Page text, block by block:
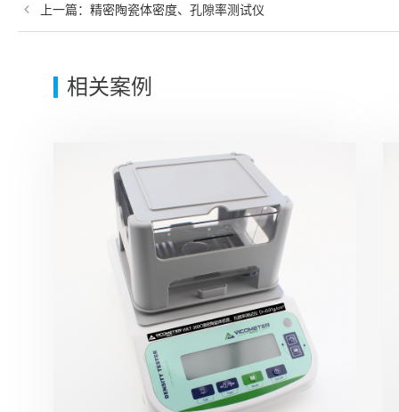
上一篇： 精密陶瓷体密度、孔隙率测试仪
相关案例